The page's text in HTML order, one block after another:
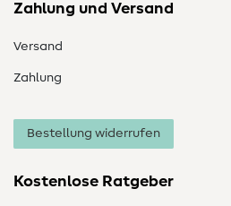
Zahlung und Versand
Versand
Zahlung
Bestellung widerrufen
Kostenlose Ratgeber